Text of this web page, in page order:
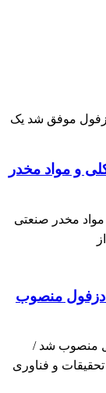
موفق شد یک
مواد مخدر
صنعتی
منصوب
شد /
و فناوری